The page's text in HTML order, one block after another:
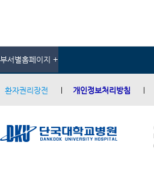
부서별홈페이지 +
환자권리장전 개인정보처리방침